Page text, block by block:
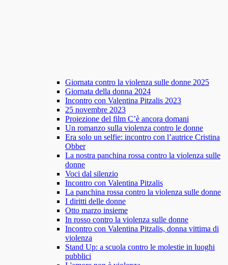
Giornata contro la violenza sulle donne 2025
Giornata della donna 2024
Incontro con Valentina Pitzalis 2023
25 novembre 2023
Proiezione del film C’è ancora domani
Un romanzo sulla violenza contro le donne
Era solo un selfie: incontro con l’autrice Cristina
Obber
La nostra panchina rossa contro la violenza sulle
donne
Voci dal silenzio
Incontro con Valentina Pitzalis
La panchina rossa contro la violenza sulle donne
I diritti delle donne
Otto marzo insieme
In rosso contro la violenza sulle donne
Incontro con Valentina Pitzalis, donna vittima di
violenza
Stand Up: a scuola contro le molestie in luoghi
pubblici